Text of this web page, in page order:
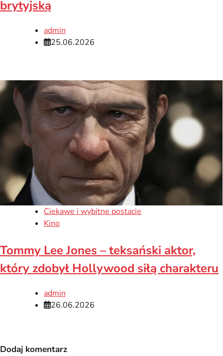
brytyjską
admin
25.06.2026
Ciekawe i wybitne postacie
Kino
Tommy Lee Jones – teksański aktor,
który zdobył Hollywood siłą charakteru
admin
26.06.2026
Dodaj komentarz